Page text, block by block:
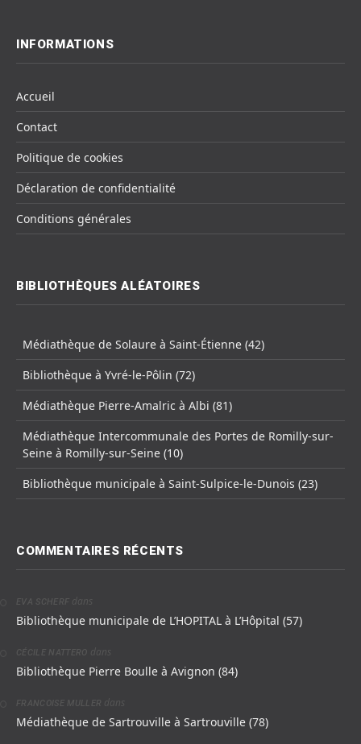
INFORMATIONS
Accueil
Contact
Politique de cookies
Déclaration de confidentialité
Conditions générales
BIBLIOTHÈQUES ALÉATOIRES
Médiathèque de Solaure à Saint-Étienne (42)
Bibliothèque à Yvré-le-Pôlin (72)
Médiathèque Pierre-Amalric à Albi (81)
Médiathèque Intercommunale des Portes de Romilly-sur-
Seine à Romilly-sur-Seine (10)
Bibliothèque municipale à Saint-Sulpice-le-Dunois (23)
COMMENTAIRES RÉCENTS
EVA SCHERF dans
Bibliothèque municipale de L’HOPITAL à L’Hôpital (57)
CÉCILE NATTERO dans
Bibliothèque Pierre Boulle à Avignon (84)
FRANCOISE MULLER dans
Médiathèque de Sartrouville à Sartrouville (78)